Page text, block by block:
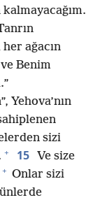
kalmayacağım.
ağacın
Benim
Yehova’nın
sizi
+ 15 Ve size
+ Onlar sizi